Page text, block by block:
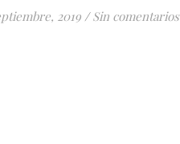
2019 / Sin comentarios